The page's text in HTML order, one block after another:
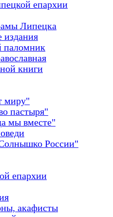
епархии
Липецка
издания
паломник
книги
миру"
пастыря"
мы вместе"
России"
епархии
акафисты